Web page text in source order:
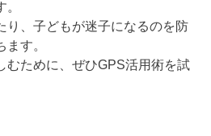
り、子どもが迷子になるのを防
す。
むために、ぜひGPS活用術を試